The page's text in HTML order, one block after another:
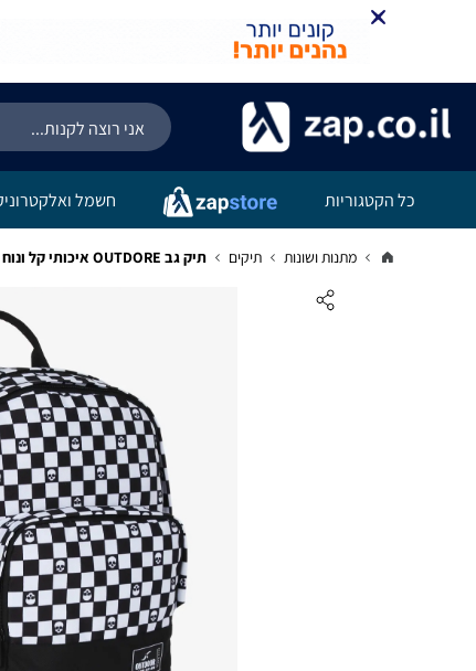
כל הקטגוריות חשמל
מתנות ושונות תיקים תיק גב OUTDORE איכותי קל ונוח NAUTICAL